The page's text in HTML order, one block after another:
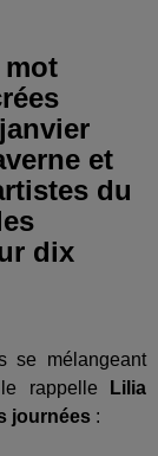
mot
et
du
dix
se mélangeant
rappelle
Lilia
journées :